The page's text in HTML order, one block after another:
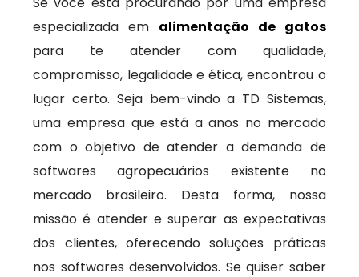
especializada em alimentação de gatos
para te atender com qualidade,
compromisso, legalidade e ética, encontrou o
lugar certo. Seja bem-vindo a TD Sistemas,
uma empresa que está a anos no mercado
com o objetivo de atender a demanda de
softwares agropecuários existente no
mercado brasileiro. Desta forma, nossa
missão é atender e superar as expectativas
dos clientes, oferecendo soluções práticas
nos softwares desenvolvidos. Se quiser saber